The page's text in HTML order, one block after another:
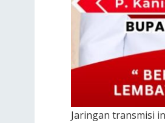
Jaringan transmisi